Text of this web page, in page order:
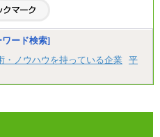
勤務で残業ゼロの場合の標準的
掲載。
ナス支給あり
万～380万（フルタイムで標準的
額です。上限金額は全社平均20
万～340万（フルタイムで標準的
額です。上限金額は全社平均20
の補足：事務系職務限定の正社
ード検索]
・ノウハウを持っている企業
平